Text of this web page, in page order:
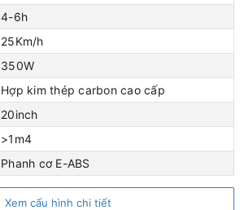
4-6h
25Km/h
350W
Hợp kim thép carbon cao cấp
20inch
>1m4
Phanh cơ E-ABS
Xem cấu hình chi tiết